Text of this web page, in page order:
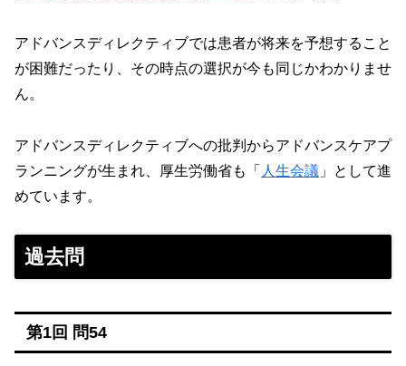
アドバンスディレクティブでは患者が将来を予想すること
が困難だったり、その時点の選択が今も同じかわかりませ
ん。
アドバンスディレクティブへの批判からアドバンスケアプ
ランニングが生まれ、厚生労働省も「 人生会議 」として進
めています。
過去問
第1回 問54